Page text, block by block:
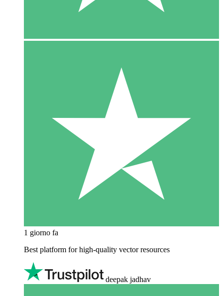
1 giorno fa
Best platform for high-quality vector resources
deepak jadhav